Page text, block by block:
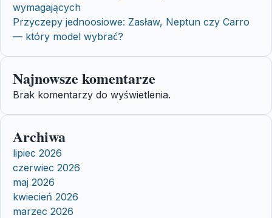
wymagających
Przyczepy jednoosiowe: Zasław, Neptun czy Carro
— który model wybrać?
Najnowsze komentarze
Brak komentarzy do wyświetlenia.
Archiwa
lipiec 2026
czerwiec 2026
maj 2026
kwiecień 2026
marzec 2026